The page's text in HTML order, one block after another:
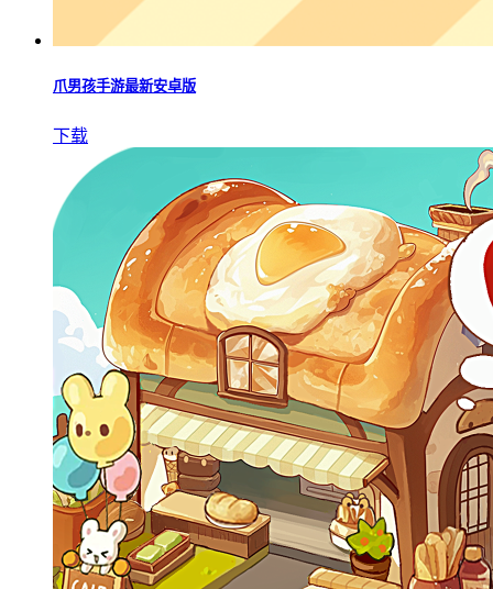
爪男孩手游最新安卓版
下载